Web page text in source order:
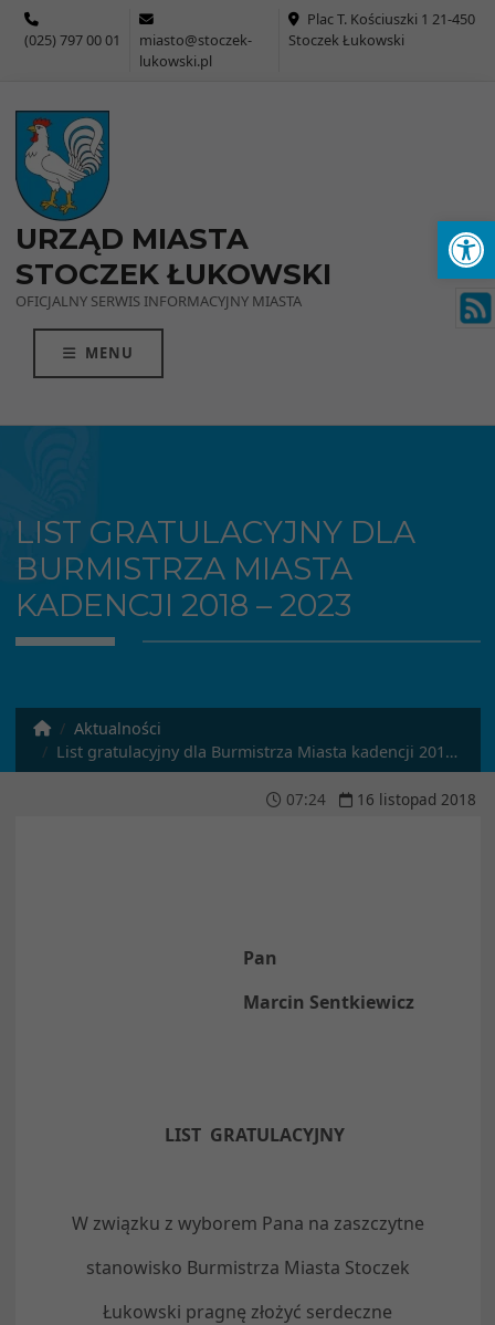
(025) 797 00 01
miasto@stoczek-
lukowski.pl
Plac T. Kościuszki 1 21-450
Stoczek Łukowski
URZĄD MIASTA
STOCZEK ŁUKOWSKI
OFICJALNY SERWIS INFORMACYJNY MIASTA
MENU
LIST GRATULACYJNY DLA
BURMISTRZA MIASTA
KADENCJI 2018 – 2023
Aktualności
List gratulacyjny dla Burmistrza Miasta kadencji 2018 – 2023
07:24 16 listopad 2018
Pan
Marcin Sentkiewicz
LIST GRATULACYJNY
W związku z wyborem Pana na zaszczytne
stanowisko Burmistrza Miasta Stoczek
Łukowski pragnę złożyć serdeczne